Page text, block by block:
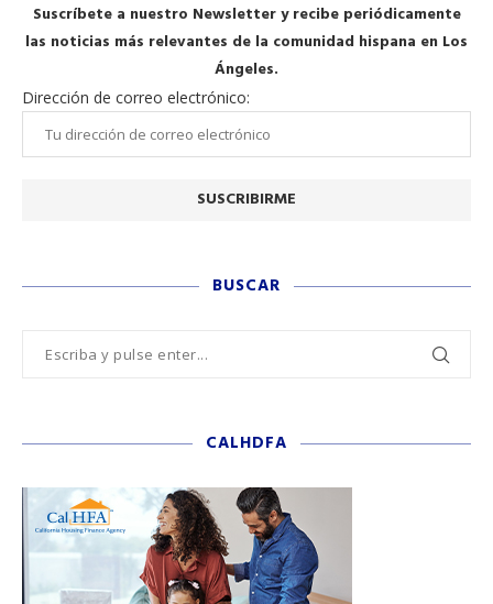
Suscríbete a nuestro Newsletter y recibe periódicamente
las noticias más relevantes de la comunidad hispana en Los
Ángeles.
Dirección de correo electrónico:
BUSCAR
CALHDFA